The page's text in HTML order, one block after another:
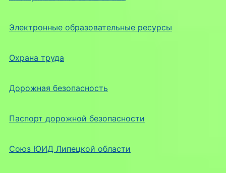
Электронные образовательные ресурсы
Охрана труда
Дорожная безопасность
Паспорт дорожной безопасности
Союз ЮИД Липецкой области